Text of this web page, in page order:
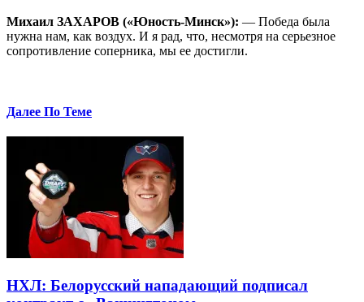
Михаил ЗАХАРОВ («Юность-Минск»): — Победа была
нужна нам, как воздух. И я рад, что, несмотря на серьезное
сопротивление соперника, мы ее достигли.
Далее По Теме
НХЛ: Белорусский нападающий подписал